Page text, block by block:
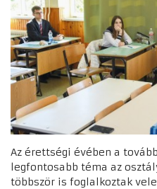
Az érettségi évében a
legfontosabb téma az
többször is foglalkoztak